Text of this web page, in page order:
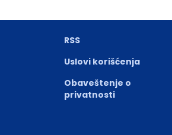
RSS
Uslovi korišćenja
Obaveštenje o
privatnosti